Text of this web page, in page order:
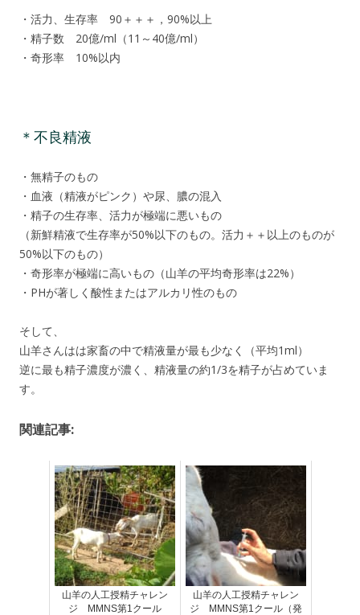
・活力、生存率 90＋＋＋，90%以上
・精子数 20億/ml（11～40億/ml）
・奇形率 10%以内
＊不良精液
・無精子のもの
・血液（精液がピンク）や尿、膿の混入
・精子の生存率、活力が極端に悪いもの
（新鮮精液で生存率が50%以下のもの。活力＋＋以上のものが
50%以下のもの）
・奇形率が極端に高いもの（山羊の平均奇形率は22%）
・PHが著しく酸性またはアルカリ性のもの
そして、
山羊さんはは家畜の中で精液量が最も少なく（平均1ml）
逆に最も精子濃度が濃く、精液量の約1/3を精子が占めていま
す。
関連記事:
山羊の人工授精チャレン
ジ MMNS第1クール
山羊の人工授精チャレン
ジ MMNS第1クール（発